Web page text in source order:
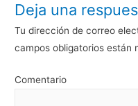
Deja una
Tu dirección de correo
campos obligatorios están
Comentario